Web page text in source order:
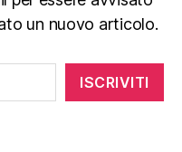
un nuovo articolo.
ISCRIVITI